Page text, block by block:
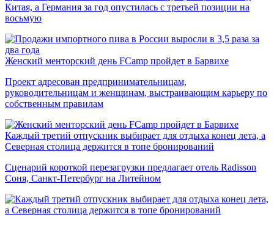
Китая, а Германия за год опустилась с третьей позиции на
восьмую
Женский менторский день FCamp пройдет в Барвихе
Проект адресован предпринимательницам,
руководительницам и женщинам, выстраивающим карьеру по
собственным правилам
Каждый третий отпускник выбирает для отдыха конец лета, а
Северная столица держится в топе бронирований
Сценарий короткой перезагрузки предлагает отель Radisson
Соня, Санкт-Петербург на Литейном